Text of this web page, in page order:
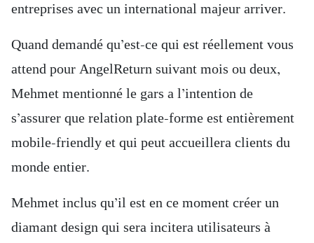
entreprises avec un international majeur arriver.
Quand demandé qu’est-ce qui est réellement vous
attend pour AngelReturn suivant mois ou deux,
Mehmet mentionné le gars a l’intention de
s’assurer que relation plate-forme est entièrement
mobile-friendly et qui peut accueillera clients du
monde entier.
Mehmet inclus qu’il est en ce moment créer un
diamant design qui sera incitera utilisateurs à